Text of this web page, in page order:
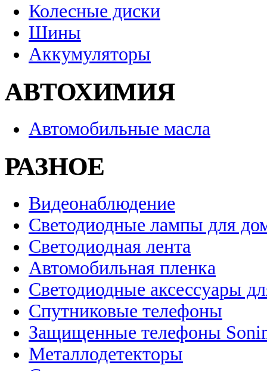
Колесные диски
Шины
Аккумуляторы
АВТОХИМИЯ
Автомобильные масла
РАЗНОЕ
Видеонаблюдение
Светодиодные лампы для
Светодиодная лента
Автомобильная пленка
Светодиодные аксессуары
Спутниковые телефоны
Защищенные телефоны
Металлодетекторы